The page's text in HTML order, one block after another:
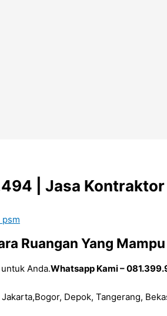
| Jasa
Ruangan Yang
Anda.Whatsapp Kami –
Depok, Tangerang,